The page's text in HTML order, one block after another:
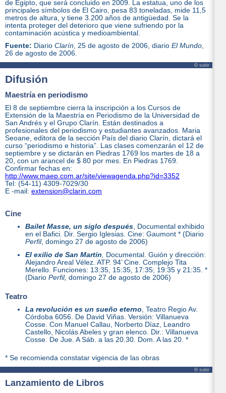
de Egipto, que será concluido en 2009. La estatua, uno de los
principales símbolos de El Cairo, pesa 83 toneladas, mide 11,5
metros de altura, y tiene 3.200 años de antigüedad. Se la
intenta proteger del deterioro que viene sufriendo por la
contaminación acústica y medioambiental.
Fuente: Diario Clarín, 25 de agosto de 2006, diario El Mundo,
26 de agosto de 2006.
Θ subir
Difusión
Maestría en periodismo
El 8 de septiembre cierra la inscripción a los Cursos de
Extensión de la Maestría en Periodismo de la Universidad de
San Andrés y el Grupo Clarín. Están destinados a
profesionales del periodismo y estudiantes avanzados. Maria
Seoane, editora de la sección País del diario Clarín, dictará el
curso “periodismo e historia”. Las clases comenzarán el 12 de
septiembre y se dictarán en Piedras 1769 los martes de 18 a
20, con un arancel de $ 80 por mes. En Piedras 1769.
Confirmar fechas en:
http://www.maep.com.ar/site/viewagenda.php?id=3352
Tel: (54-11) 4309-7029/30
E -mail: extension@clarin.com
Cine
Bailet Masse, un siglo después, Documental exhibido
en el Bafici. Dir. Sergio Iglesias. Cine: Gaumont * (Diario
Perfil, domingo 27 de agosto de 2006)
El exilio de San Martín, Documental. Guión y dirección:
Alejandro Areal Vélez. ATP. 94’ Cine. Complejo Tita
Merello. Funciones: 13:35, 15:35, 17:35; 19:35 y 21:35. *
(Diario Perfil, domingo 27 de agosto de 2006)
Teatro
La revolución es un sueño eterno, Teatro Regio Av.
Córdoba 6056. De David Viñas. Versión: Villanueva
Cosse. Con Manuel Callau, Norberto Díaz, Leandro
Castello, Nicolás Abeles y gran elenco. Dir.: Villanueva
Cosse. De Jue. A Sáb. a las 20.30. Dom. A las 20. *
* Se recomienda constatar vigencia de las obras
Θ subir
Lanzamiento de Libros